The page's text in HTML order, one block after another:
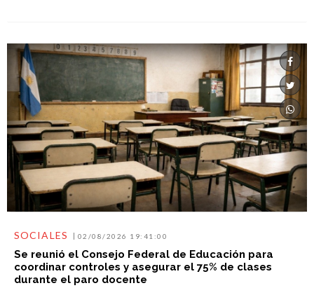
SOCIALES 02/08/2026 19:41:00
Se reunió el Consejo Federal de Educación para
coordinar controles y asegurar el 75% de clases
durante el paro docente